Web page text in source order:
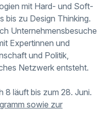
mit Hard- und Soft-
bis zu Design Thinking.
Unternehmensbesuche
Expertinnen und
und Politik,
Netzwerk entsteht.
8 läuft bis zum 28. Juni.
sowie zur